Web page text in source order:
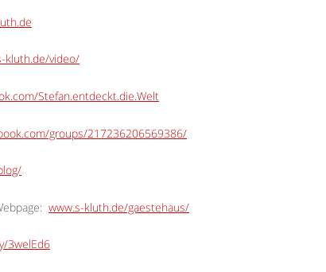
kluth.de/video/
Stefan.entdeckt.die.Welt
groups/217236206569386/
www.s-kluth.de/gaestehaus/
3welEd6